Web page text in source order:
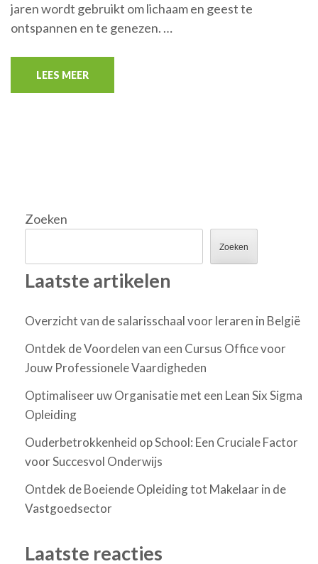
jaren wordt gebruikt om lichaam en geest te
ontspannen en te genezen. …
LEES MEER
Zoeken
Zoeken
Laatste artikelen
Overzicht van de salarisschaal voor leraren in België
Ontdek de Voordelen van een Cursus Office voor
Jouw Professionele Vaardigheden
Optimaliseer uw Organisatie met een Lean Six Sigma
Opleiding
Ouderbetrokkenheid op School: Een Cruciale Factor
voor Succesvol Onderwijs
Ontdek de Boeiende Opleiding tot Makelaar in de
Vastgoedsector
Laatste reacties